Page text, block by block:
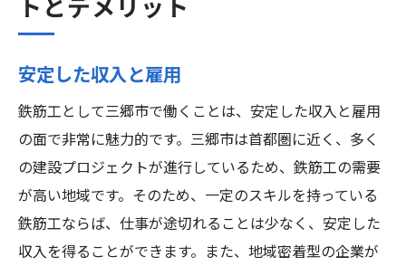
トとデメリット
安定した収入と雇用
鉄筋工として三郷市で働くことは、安定した収入と雇用
の面で非常に魅力的です。三郷市は首都圏に近く、多く
の建設プロジェクトが進行しているため、鉄筋工の需要
が高い地域です。そのため、一定のスキルを持っている
鉄筋工ならば、仕事が途切れることは少なく、安定した
収入を得ることができます。また、地域密着型の企業が